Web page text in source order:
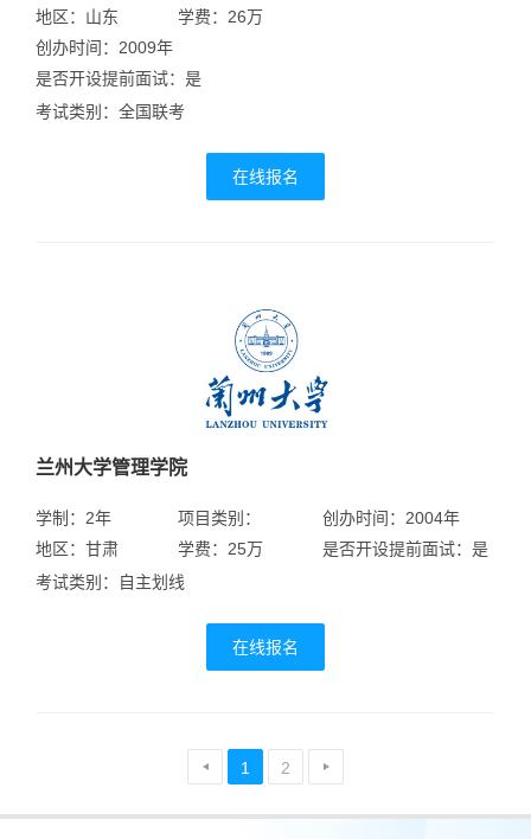
地区：山东
学费：26万
创办时间：2009年
是否开设提前面试：是
考试类别：全国联考
在线报名
兰州大学管理学院
学制：2年
地区：甘肃
项目类别：
学费：25万
创办时间：2004年
是否开设提前面试：是
考试类别：自主划线
在线报名
1 2